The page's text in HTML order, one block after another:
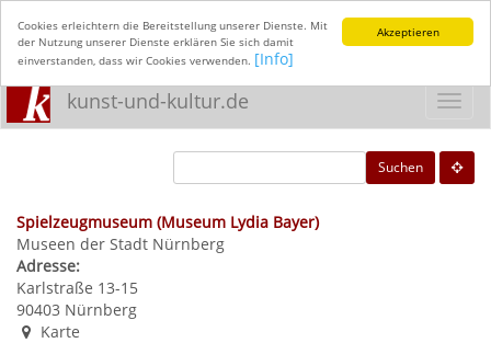
Akzeptieren
Cookies erleichtern die Bereitstellung unserer Dienste. Mit
der Nutzung unserer Dienste erklären Sie sich damit
einverstanden, dass wir Cookies verwenden. [Info]
kunst-und-kultur.de
Suchen
Spielzeugmuseum (Museum Lydia Bayer)
Museen der Stadt Nürnberg
Adresse:
Karlstraße 13-15
90403 Nürnberg
Karte